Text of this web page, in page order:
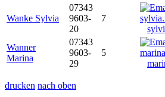
Wanke Sylvia
07343
9603-
20
7
Wanner
Marina
07343
9603-
29
5
drucken nach oben